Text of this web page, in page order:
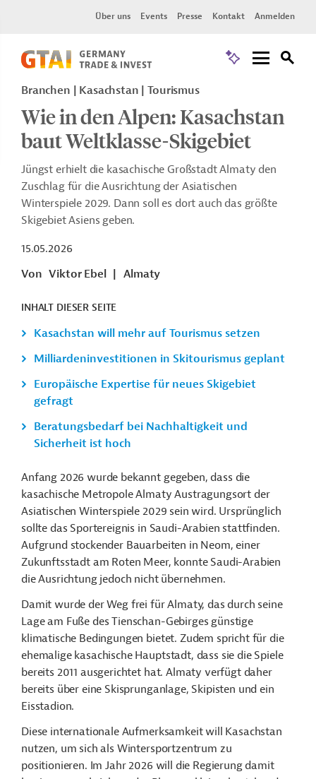
Über uns Events Presse Kontakt Anmelden
Branchen | Kasachstan | Tourismus
Wie in den Alpen: Kasachstan
baut Weltklasse-Skigebiet
Jüngst erhielt die kasachische Großstadt Almaty den
Zuschlag für die Ausrichtung der Asiatischen
Winterspiele 2029. Dann soll es dort auch das größte
Skigebiet Asiens geben.
15.05.2026
Von Viktor Ebel Almaty
INHALT DIESER SEITE
Kasachstan will mehr auf Tourismus setzen
Milliardeninvestitionen in Skitourismus geplant
Europäische Expertise für neues Skigebiet
gefragt
Beratungsbedarf bei Nachhaltigkeit und
Sicherheit ist hoch
Anfang 2026 wurde bekannt gegeben, dass die
kasachische Metropole Almaty Austragungsort der
Asiatischen Winterspiele 2029 sein wird. Ursprünglich
sollte das Sportereignis in Saudi-Arabien stattfinden.
Aufgrund stockender Bauarbeiten in Neom, einer
Zukunftsstadt am Roten Meer, konnte Saudi-Arabien
die Ausrichtung jedoch nicht übernehmen.
Damit wurde der Weg frei für Almaty, das durch seine
Lage am Fuße des Tienschan-Gebirges günstige
klimatische Bedingungen bietet. Zudem spricht für die
ehemalige kasachische Hauptstadt, dass sie die Spiele
bereits 2011 ausgerichtet hat. Almaty verfügt daher
bereits über eine Skisprunganlage, Skipisten und ein
Eisstadion.
Diese internationale Aufmerksamkeit will Kasachstan
nutzen, um sich als Wintersportzentrum zu
positionieren. Im Jahr 2026 will die Regierung damit